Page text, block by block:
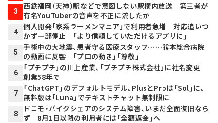
3
西鉄福岡（天神）駅などで意図しない駅構内放送 第三者が
有名YouTuberの音声を不正に流したか
4
個人開発「家系ラーメンマニア」で利用者急増 対応追いつ
かず一部停止 「より信頼していただけるアプリに」
5
手術中の大地震、患者守る医療スタッフ……熊本総合病院
の動画に反響 「プロの動き」「尊敬」
6
「プチプチ」の川上産業、「プチプチ株式会社」に社名変更
創業58年で
7
「ChatGPT」のデフォルトモデル、PlusとProは「Sol」に、
無料版は「Luna」でテキストチャット無制限に
8
ドコモ・バイクシェアのシステム障害、いまだ全面復旧なら
ず 8月1日以降の利用者には「全額返金」へ